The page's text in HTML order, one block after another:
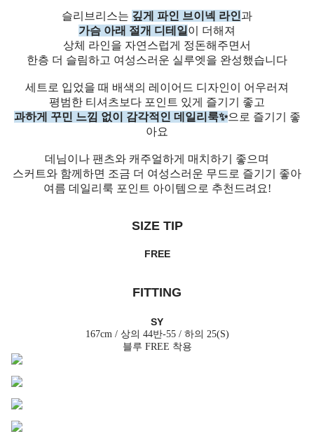
슬리브리스는 깊게 파인 브이넥 라인과
가슴 아래 절개 디테일 이 더해져
상체 라인을 자연스럽게 정돈해주면서
한층 더 슬림하고 여성스러운 실루엣을 완성했습니다
세트로 입었을 때 배색의 레이어드 디자인이 어우러져
평범한 티셔츠보다 포인트 있게 즐기기 좋고
과하게 꾸민 느낌 없이 감각적인 데일리룩✨으로 즐기기 좋
아요
데님이나 팬츠와 캐주얼하게 매치하기 좋으며
스커트와 함께하면 조금 더 여성스러운 무드로 즐기기 좋아
여름 데일리룩 포인트 아이템으로 추천드려요!
SIZE TIP
FREE
FITTING
SY
167cm / 상의 44반-55 / 하의 25(S)
블루 FREE 착용